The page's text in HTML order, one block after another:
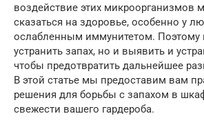
воздействие этих микроорганизмов
сказаться на здоровье, особенно у
ослабленным иммунитетом. Поэтому
устранить запах, но и выявить и
чтобы предотвратить дальнейшее
В этой статье мы предоставим вам
решения для борьбы с запахом в
свежести вашего гардероба.